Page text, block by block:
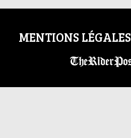
MENTIONS LÉGALES